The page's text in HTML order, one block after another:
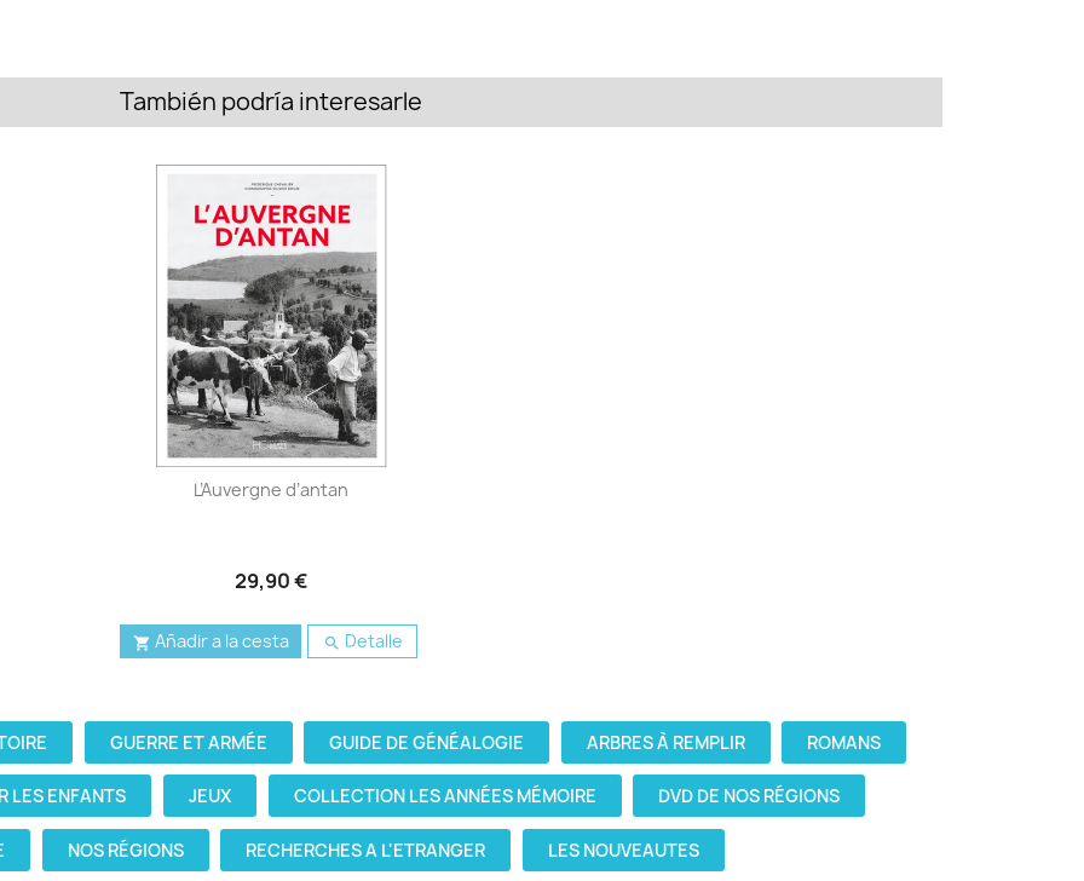
También podría interesarle
L’Auvergne d’antan
29,90 €
 Añadir a la cesta  Detalle
GUERRE ET ARMÉE GUIDE DE GÉNÉALOGIE ARBRES À REMPLIR ROMANS
LES ENFANTS JEUX COLLECTION LES ANNÉES MÉMOIRE DVD DE NOS RÉGIONS
NOS RÉGIONS RECHERCHES A L'ETRANGER LES NOUVEAUTES